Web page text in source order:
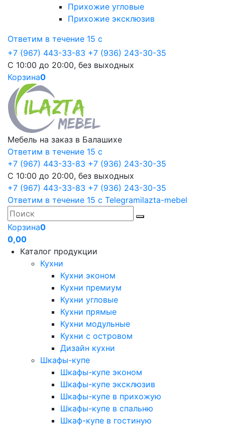
Прихожие угловые
Прихожие эксклюзив
Ответим в течение 15 с
+7 (967) 443-33-83 +7 (936) 243-30-35
С 10:00 до 20:00, без выходных
Корзина0
Мебель на заказ в Балашихе
Ответим в течение 15 с
+7 (967) 443-33-83 +7 (936) 243-30-35
С 10:00 до 20:00, без выходных
+7 (967) 443-33-83 +7 (936) 243-30-35
Ответим в течение 15 с Telegramilazta-mebel
Корзина0
0,00
Каталог продукции
Кухни
Кухни эконом
Кухни премиум
Кухни угловые
Кухни прямые
Кухни модульные
Кухни с островом
Дизайн кухни
Шкафы-купе
Шкафы-купе эконом
Шкафы-купе эксклюзив
Шкафы-купе в прихожую
Шкафы-купе в спальню
Шкаф-купе в гостиную